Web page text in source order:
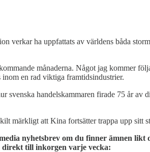
verkar ha uppfattats av världens båda
månaderna. Något jag kommer
en rad viktiga framtidsindustrier.
svenska handelskammaren firade 75 år
märkligt att Kina fortsätter trappa upp
nyhetsbrev om du finner ämnen likt
direkt till inkorgen varje vecka: